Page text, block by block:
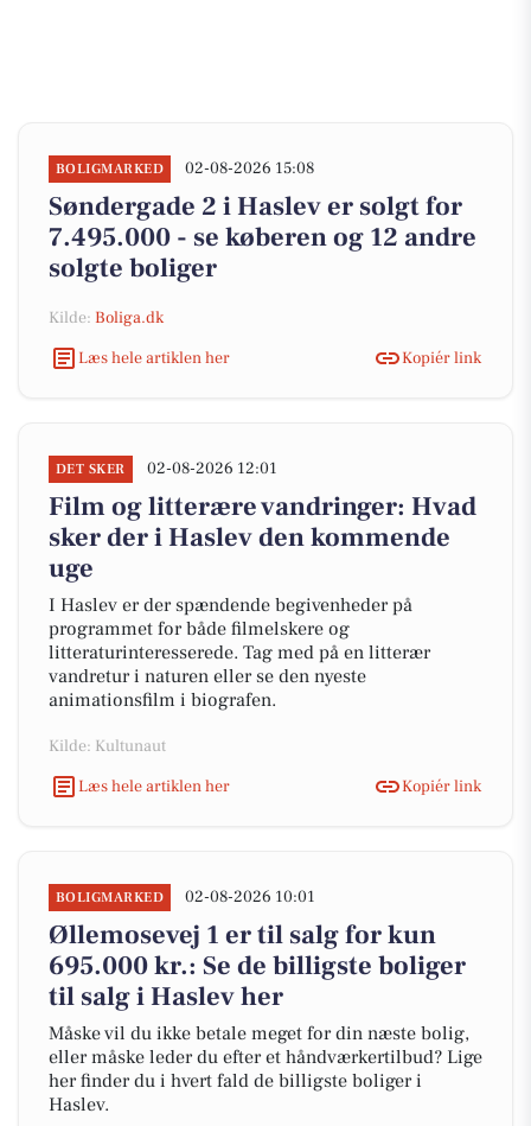
BOLIGMARKED 02-08-2026 15:08
Søndergade 2 i Haslev er solgt for
7.495.000 - se køberen og 12 andre
solgte boliger
Kilde: Boliga.dk
Læs hele artiklen her
Kopiér link
DET SKER 02-08-2026 12:01
Film og litterære vandringer: Hvad
sker der i Haslev den kommende
uge
I Haslev er der spændende begivenheder på
programmet for både filmelskere og
litteraturinteresserede. Tag med på en litterær
vandretur i naturen eller se den nyeste
animationsfilm i biografen.
Kilde: Kultunaut
Læs hele artiklen her
Kopiér link
BOLIGMARKED 02-08-2026 10:01
Øllemosevej 1 er til salg for kun
695.000 kr.: Se de billigste boliger
til salg i Haslev her
Måske vil du ikke betale meget for din næste bolig,
eller måske leder du efter et håndværkertilbud? Lige
her finder du i hvert fald de billigste boliger i
Haslev.